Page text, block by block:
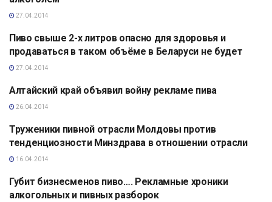
27.04.2014
АНАЛИТИКА
Пиво свыше 2-х литров опасно для здоровья и
продаваться в таком объёме в Беларуси не будет
27.04.2014
АНАЛИТИКА
Алтайский край объявил войну рекламе пива
26.04.2014
АНАЛИТИКА
Труженики пивной отрасли Молдовы против
тенденциозности Минздрава в отношении отрасли
16.04.2014
АНАЛИТИКА
Губит бизнесменов пиво…. Рекламные хроники
алкогольных и пивных разборок